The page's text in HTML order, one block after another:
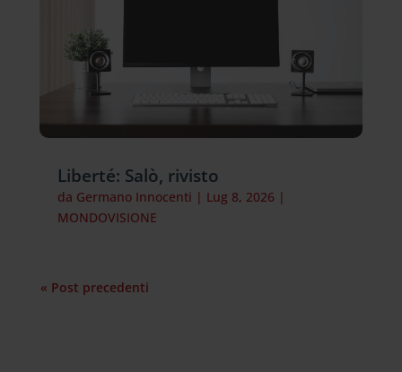
Liberté: Salò, rivisto
da Germano Innocenti | Lug 8, 2026 |
MONDOVISIONE
« Post precedenti